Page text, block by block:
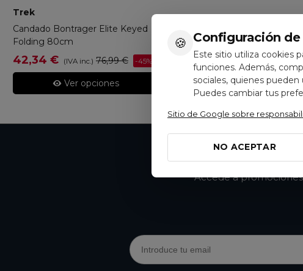
🍪 Configuración
Este sitio utiliza cookies
funciones. Además,
sociales, quienes
Puedes cambiar tus
Sitio de Google sobre
NO ACEPTAR
Trek
Candado Bontrager Elite Keyed
Folding 80cm
42,34 € (IVA inc.) 76,99 € -45%
Ver opciones
Accede a